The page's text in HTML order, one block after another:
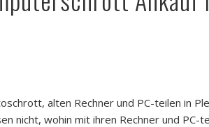
alten Rechner und PC-teilen in
nicht, wohin mit ihren Rechner und PC-